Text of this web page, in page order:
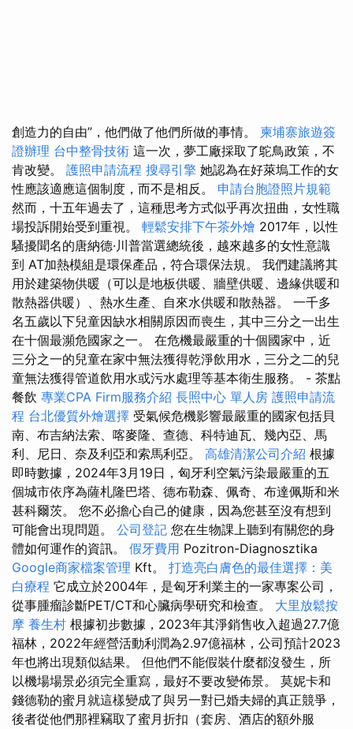
創造力的自由”，他們做了他們所做的事情。 柬埔寨旅遊簽
證辦理 台中整骨技術 這一次，夢工廠採取了鴕鳥政策，不
肯改變。 護照申請流程 搜尋引擎 她認為在好萊塢工作的女
性應該適應這個制度，而不是相反。 申請台胞證照片規範
然而，十五年過去了，這種思考方式似乎再次扭曲，女性職
場投訴開始受到重視。 輕鬆安排下午茶外燴 2017年，以性
騷擾聞名的唐納德·川普當選總統後，越來越多的女性意識
到 AT加熱模組是環保產品，符合環保法規。 我們建議將其
用於建築物供暖（可以是地板供暖、牆壁供暖、邊緣供暖和
散熱器供暖）、熱水生產、自來水供暖和散熱器。 一千多
名五歲以下兒童因缺水相關原因而喪生，其中三分之一出生
在十個最瀕危國家之一。 在危機最嚴重的十個國家中，近
三分之一的兒童在家中無法獲得乾淨飲用水，三分之二的兒
童無法獲得管道飲用水或污水處理等基本衛生服務。 - 茶點
餐飲 專業CPA Firm服務介紹 長照中心 單人房 護照申請流
程 台北優質外燴選擇 受氣候危機影響最嚴重的國家包括貝
南、布吉納法索、喀麥隆、查德、科特迪瓦、幾內亞、馬
利、尼日、奈及利亞和索馬利亞。 高雄清潔公司介紹 根據
即時數據，2024年3月19日，匈牙利空氣污染最嚴重的五
個城市依序為薩札隆巴塔、德布勒森、佩奇、布達佩斯和米
甚科爾茨。 您不必擔心自己的健康，因為您甚至沒有想到
可能會出現問題。 公司登記 您在生物課上聽到有關您的身
體如何運作的資訊。 假牙費用 Pozitron-Diagnosztika
Google商家檔案管理 Kft。 打造亮白膚色的最佳選擇：美
白療程 它成立於2004年，是匈牙利業主的一家專案公司，
從事腫瘤診斷PET/CT和心臟病學研究和檢查。 大里放鬆按
摩 養生村 根據初步數據，2023年其淨銷售收入超過27.7億
福林，2022年經營活動利潤為2.97億福林，公司預計2023
年也將出現類似結果。 但他們不能假裝什麼都沒發生，所
以機場場景必須完全重寫，最好不要改變佈景。 莫妮卡和
錢德勒的蜜月就這樣變成了與另一對已婚夫婦的真正競爭，
後者從他們那裡竊取了蜜月折扣（套房、酒店的額外服